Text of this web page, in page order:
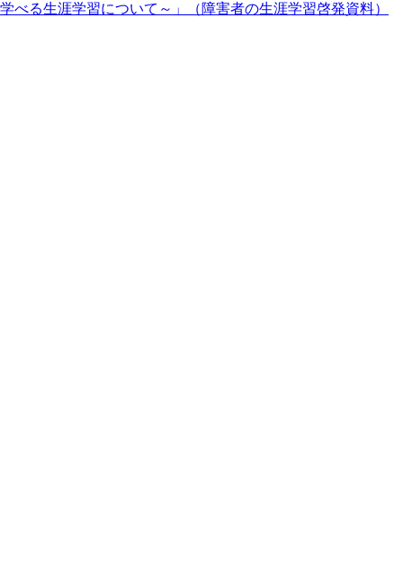
る生涯学習について～」（障害者の生涯学習啓発資料）